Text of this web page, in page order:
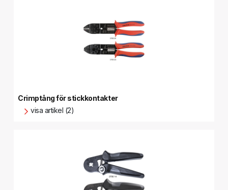
Crimptång för stickkontakter
visa artikel (2)